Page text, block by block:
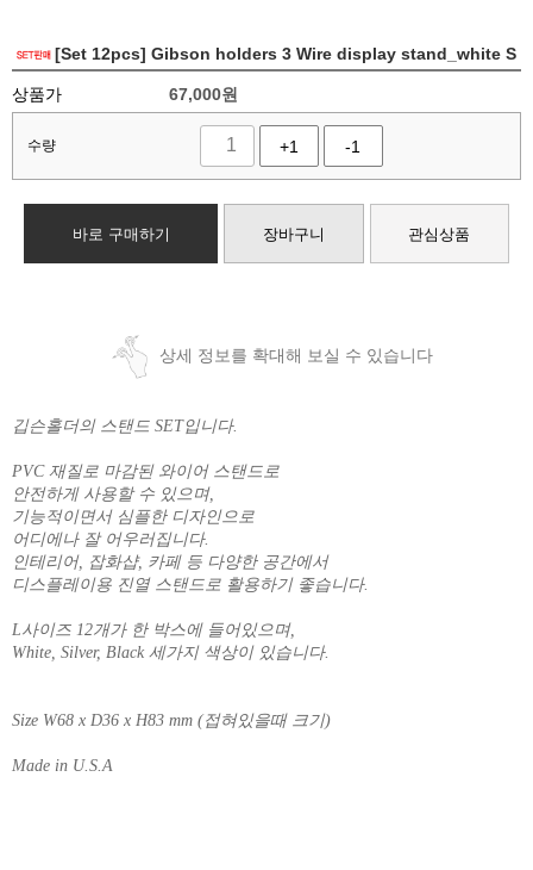
[Set 12pcs] Gibson holders 3 Wire display stand_white S
상품가 67,000원
수량 +1 -1
바로 구매하기 장바구니 관심상품
상세 정보를 확대해 보실 수 있습니다
깁슨홀더의 스탠드 SET입니다.
PVC 재질로 마감된 와이어 스탠드로
안전하게 사용할 수 있으며,
기능적이면서 심플한 디자인으로
어디에나 잘 어우러집니다.
인테리어, 잡화샵, 카페 등 다양한 공간에서
디스플레이용 진열 스탠드로 활용하기 좋습니다.
L사이즈 12개가 한 박스에 들어있으며,
White, Silver, Black 세가지 색상이 있습니다.
Size W68 x D36 x H83 mm (접혀있을때 크기)
Made in U.S.A